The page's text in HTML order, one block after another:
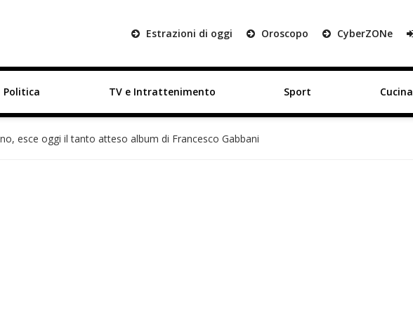
Estrazioni di oggi Oroscopo CyberZONe
Politica TV e Intrattenimento Sport Cucina
esce oggi il tanto atteso album di Francesco Gabbani